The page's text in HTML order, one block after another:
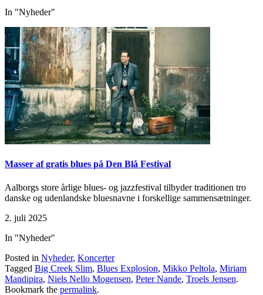
In "Nyheder"
Masser af gratis blues på Den Blå Festival
Aalborgs store årlige blues- og jazzfestival tilbyder traditionen tro
danske og udenlandske bluesnavne i forskellige sammensætninger.
2. juli 2025
In "Nyheder"
Posted in Nyheder, Koncerter
Tagged Big Creek Slim, Blues Explosion, Mikko Peltola, Miriam
Mandipira, Niels Nello Mogensen, Peter Nande, Troels Jensen.
Bookmark the permalink.